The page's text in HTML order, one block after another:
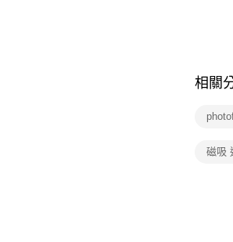
相關
磁吸